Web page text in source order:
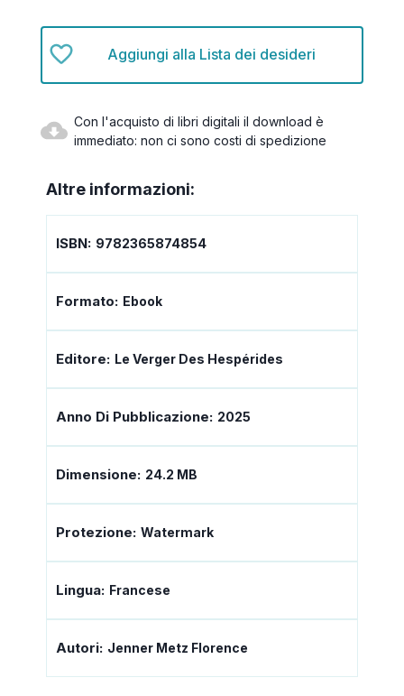
Aggiungi alla Lista dei desideri
Con l'acquisto di libri digitali il download è
immediato: non ci sono costi di spedizione
Altre informazioni:
ISBN: 9782365874854
Formato: Ebook
Editore: Le Verger Des Hespérides
Anno Di Pubblicazione: 2025
Dimensione: 24.2 MB
Protezione: Watermark
Lingua: Francese
Autori: Jenner Metz Florence